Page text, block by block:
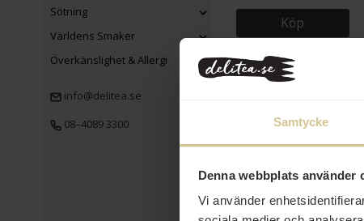
Samtycke
Denna webbplats använder
Vi använder
Sötning
Världens Smaker
Överkänslighet & Allergi
info@delitea.se
08–4089 3300
Köp
56 kr